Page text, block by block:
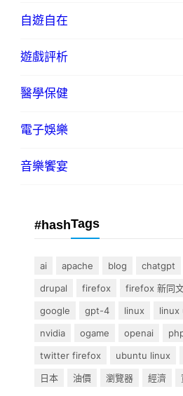
自遊自在
遊戲評析
醫學保健
電子娛樂
音樂饗宴
#hashTags
ai apache blog chatgpt
drupal
firefox firefox 新同
google
gpt-4 linux linux
nvidia
ogame openai
twitter firefox
ubuntu linux
日本
油價 瀏覽器 經濟